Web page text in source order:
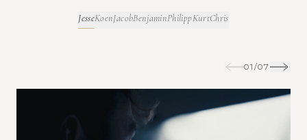
JesseKoenJacobBenjaminPhilippKurtChris
01 /07